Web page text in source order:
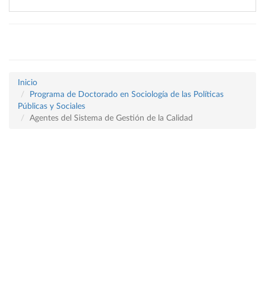
Inicio
Programa de Doctorado en Sociología de las Políticas
Públicas y Sociales
Agentes del Sistema de Gestión de la Calidad